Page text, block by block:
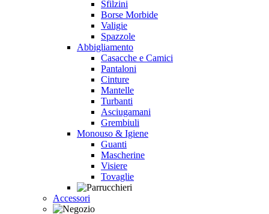
Sfilzini
Borse Morbide
Valigie
Spazzole
Abbigliamento
Casacche e Camici
Pantaloni
Cinture
Mantelle
Turbanti
Asciugamani
Grembiuli
Monouso & Igiene
Guanti
Mascherine
Visiere
Tovaglie
Accessori